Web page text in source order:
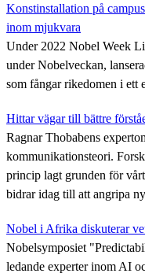
Konstinstallation på
inom mjukvara
Under 2022 Nobel Week
under Nobelveckan,
som fångar rikedomen i ett
Hittar vägar till bättre
Ragnar Thobabens
kommunikationsteori.
princip lagt grunden för
bidrar idag till att angripa
Nobel i Afrika diskuterar
Nobelsymposiet
ledande experter inom AI